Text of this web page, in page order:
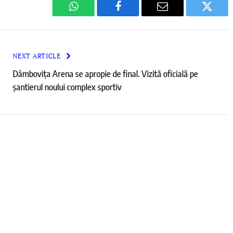
WhatsAppFacebook Email Twitter
NEXT ARTICLE
Dâmbovița Arena se apropie de final. Vizită oficială pe
șantierul noului complex sportiv